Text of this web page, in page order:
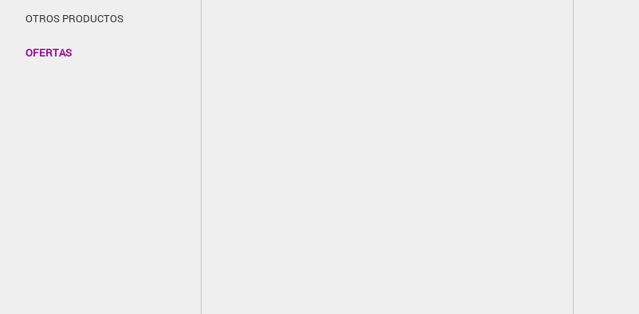
OTROS PRODUCTOS
OFERTAS